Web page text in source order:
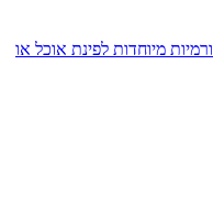
מיוחדות לפינת אוכל או